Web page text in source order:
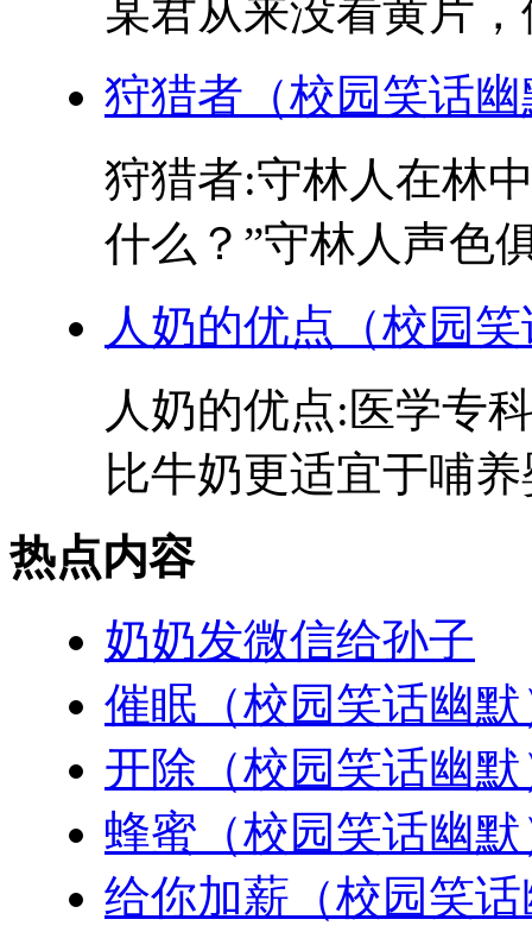
某君从来没看黄片
狩猎者（校园笑话
狩猎者:守林人在林
什么？”守林人声色
人奶的优点（校园
人奶的优点:医学专
比牛奶更适宜于哺
热点内容
奶奶发微信给孙子
催眠（校园笑话幽默
开除（校园笑话幽默
蜂蜜（校园笑话幽默
给你加薪（校园笑